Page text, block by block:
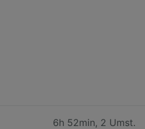
6h 52min, 2 Umst.